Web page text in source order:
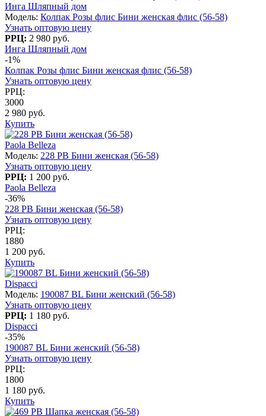
Инга Шляпный дом
Модель: Колпак Розы флис Бини женская флис (56-58)
Узнать оптовую цену
РРЦ: 2 980 руб.
Инга Шляпный дом
-1%
Колпак Розы флис Бини женская флис (56-58)
Узнать оптовую цену
РРЦ:
3000
2 980 руб.
Купить
Paola Belleza
Модель: 228 PB Бини женская (56-58)
Узнать оптовую цену
РРЦ: 1 200 руб.
Paola Belleza
-36%
228 PB Бини женская (56-58)
Узнать оптовую цену
РРЦ:
1880
1 200 руб.
Купить
Dispacci
Модель: 190087 BL Бини женский (56-58)
Узнать оптовую цену
РРЦ: 1 180 руб.
Dispacci
-35%
190087 BL Бини женский (56-58)
Узнать оптовую цену
РРЦ:
1800
1 180 руб.
Купить